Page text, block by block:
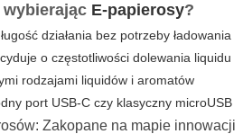
wybierając E-papierosy?
działania bez potrzeby ładowania
o częstotliwości dolewania liquidu
rodzajami liquidów i aromatów
port USB-C czy klasyczny microUSB
Zakopane na mapie innowacji